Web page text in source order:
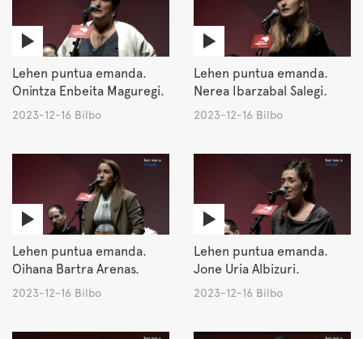
Lehen puntua emanda.
Onintza Enbeita Maguregi.
2023-12-16 Bilbo
Lehen puntua emanda.
Nerea Ibarzabal Salegi.
2023-12-16 Bilbo
Lehen puntua emanda.
Oihana Bartra Arenas.
2023-12-16 Bilbo
Lehen puntua emanda.
Jone Uria Albizuri.
2023-12-16 Bilbo